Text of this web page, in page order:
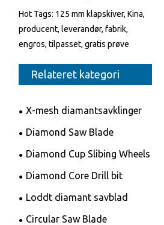
Hot Tags: 125 mm klapskiver, Kina,
producent, leverandør, fabrik,
engros, tilpasset, gratis prøve
Relateret kategori
X-mesh diamantsavklinger
Diamond Saw Blade
Diamond Cup Slibing Wheels
Diamond Core Drill bit
Loddt diamant savblad
Circular Saw Blade